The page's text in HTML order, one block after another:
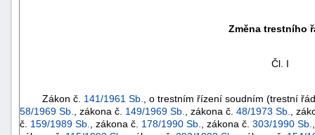
Změna trestního
Čl. I
Zákon č. 141/1961 Sb.
, o trestním řízení soudním (trestní
58/1969 Sb.
, zákona č. 149/1969 Sb. , zákona č. 48/1973 Sb.
,
č. 159/1989 Sb. , zákona č. 178/1990 Sb. , zákona č. 303/1990 Sb.
škody